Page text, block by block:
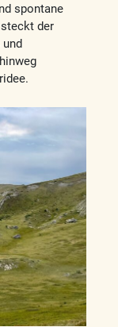
spontane
steckt der
und